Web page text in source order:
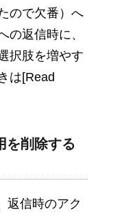
ので欠番）へ
の返信時に、
択肢を増やす
は[Read
を削除する
返信時のアク